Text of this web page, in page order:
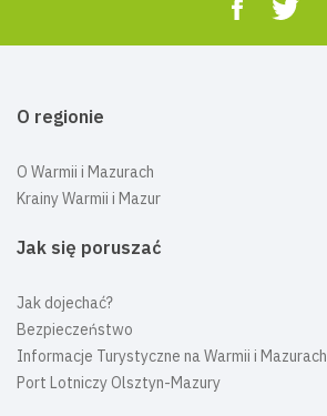
O regionie
O Warmii i Mazurach
Krainy Warmii i Mazur
Jak się poruszać
Jak dojechać?
Bezpieczeństwo
Informacje Turystyczne na Warmii i Mazurach
Port Lotniczy Olsztyn-Mazury